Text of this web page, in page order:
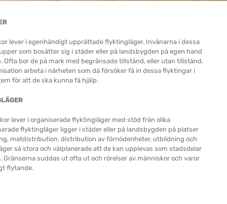
lever i egenhändigt upprättade flyktingläger. Invånarna i dessa
som bosätter sig i städer eller på landsbygden på egen hand
Ofta bor de på mark med begränsade tillstånd, eller utan tillstånd.
arbeta i närheten som då försöker få in dessa flyktingar i
för att de ska kunna få hjälp.
lever i organiserade flyktingläger med stöd från olika
flyktingläger ligger i städer eller på landsbygden på platser
matdistribution, distribution av förnödenheter, utbildning och
så stora och välplanerade att de kan upplevas som stadsdelar
Gränserna suddas ut ofta ut och rörelser av människor och varor
flytande.